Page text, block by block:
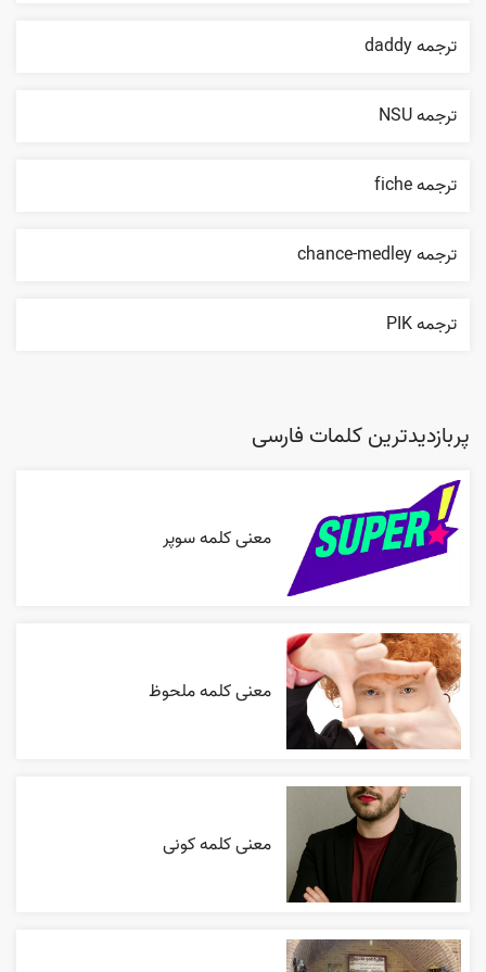
ترجمه daddy
ترجمه NSU
ترجمه fiche
ترجمه chance-medley
ترجمه PIK
پربازدیدترین کلمات فارسی
معنی کلمه سوپر
معنی کلمه ملحوظ
معنی کلمه کونی